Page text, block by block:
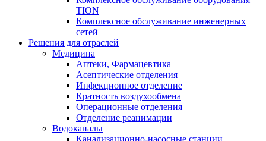
TION
Комплексное обслуживание инженерных
сетей
Решения для отраслей
Медицина
Аптеки, Фармацевтика
Асептические отделения
Инфекционное отделение
Кратность воздухообмена
Операционные отделения
Отделение реанимации
Водоканалы
Канализационно-насосные станции